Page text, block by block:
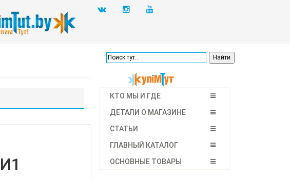
КТО МЫ И ГДЕ
ДЕТАЛИ О МАГАЗИНЕ
СТАТЬИ
ГЛАВНЫЙ КАТАЛОГ
ОСНОВНЫЕ ТОВАРЫ